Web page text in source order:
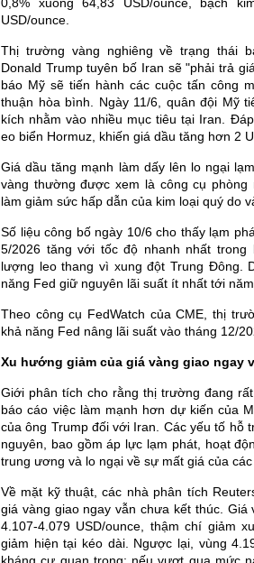
USD/ounce.
Thị trường vàng nghiêng về trạng thái
Donald Trump tuyên bố Iran sẽ "phải trả
báo Mỹ sẽ tiến hành các cuộc tấn công
thuận hòa bình. Ngày 11/6, quân đội Mỹ
kích nhằm vào nhiều mục tiêu tại Iran.
eo biển Hormuz, khiến giá dầu tăng hơn 2
Giá dầu tăng mạnh làm dấy lên lo ngại
vàng thường được xem là công cụ
làm giảm sức hấp dẫn của kim loại quý do
Số liệu công bố ngày 10/6 cho thấy lạm
5/2026 tăng với tốc độ nhanh nhất
lượng leo thang vì xung đột Trung Đông.
năng Fed giữ nguyên lãi suất ít nhất tới năm
Theo công cụ FedWatch của CME, thị
khả năng Fed nâng lãi suất vào tháng 12/
Xu hướng giảm của giá vàng giao ngay
Giới phân tích cho rằng thị trường đang
báo cáo việc làm mạnh hơn dự kiến của
của ông Trump đối với Iran. Các yếu tố hỗ
nguyên, bao gồm áp lực lạm phát, hoạt
trung ương và lo ngại về sự mất giá của các
Về mặt kỹ thuật, các nhà phân tích
giá vàng giao ngay vẫn chưa kết thúc. Giá
4.107-4.079 USD/ounce, thậm chí giảm
giảm hiện tại kéo dài. Ngược lại, vùng